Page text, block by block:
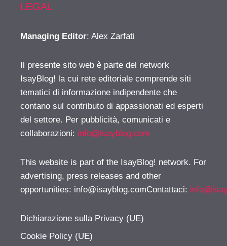
LEGAL
Managing Editor: Alex Zarfati
Il presente sito web è parte del network
IsayBlog! la cui rete editoriale comprende siti
tematici di informazione indipendente che
contano sul contributo di appassionati ed esperti
del settore. Per pubblicità, comunicati e
collaborazioni: info@isayblog.com
This website is part of the IsayBlog! network. For
advertising, press releases and other
opportunities: info@isayblog.comContattaci:
Dichiarazione sulla Privacy (UE)
Cookie Policy (UE)